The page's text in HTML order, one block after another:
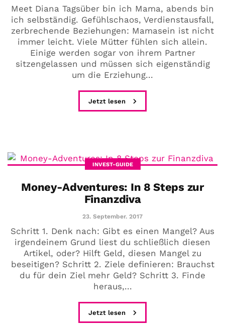
Meet Diana Tagsüber bin ich Mama, abends bin
ich selbständig. Gefühlschaos, Verdienstausfall,
zerbrechende Beziehungen: Mamasein ist nicht
immer leicht. Viele Mütter fühlen sich allein.
Einige werden sogar von ihrem Partner
sitzengelassen und müssen sich eigenständig
um die Erziehung...
Jetzt lesen
INVEST-GUIDE
Money-Adventures: In 8 Steps zur
Finanzdiva
23. September. 2017
Schritt 1. Denk nach: Gibt es einen Mangel? Aus
irgendeinem Grund liest du schließlich diesen
Artikel, oder? Hilft Geld, diesen Mangel zu
beseitigen? Schritt 2. Ziele definieren: Brauchst
du für dein Ziel mehr Geld? Schritt 3. Finde
heraus,...
Jetzt lesen
COMMUNITY
Der Leserbrief der
Woche #2